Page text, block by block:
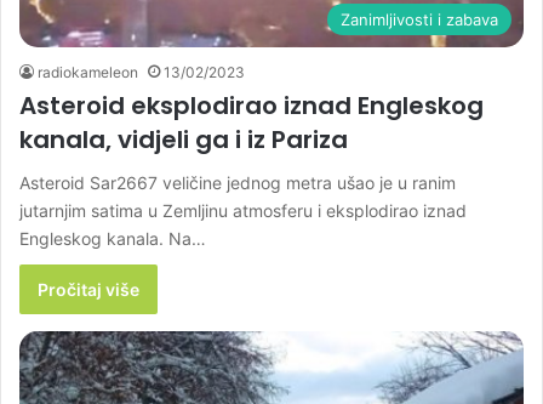
Zanimljivosti i zabava
radiokameleon 13/02/2023
Asteroid eksplodirao iznad Engleskog
kanala, vidjeli ga i iz Pariza
Asteroid Sar2667 veličine jednog metra ušao je u ranim
jutarnjim satima u Zemljinu atmosferu i eksplodirao iznad
Engleskog kanala. Na…
Pročitaj više